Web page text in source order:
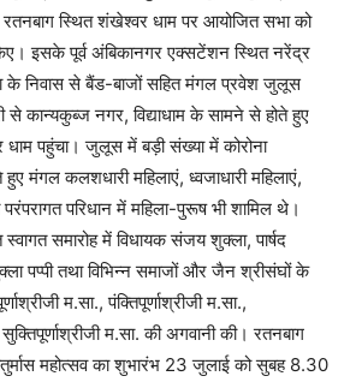
स्थित शंखेश्वर धाम पर आयोजित सभा को
इसके पूर्व अंबिकानगर एक्सटेंशन स्थित नरेंद्र
के निवास से बैंड-बाजों सहित मंगल प्रवेश जुलूस
से कान्यकुब्ज नगर, विद्याधाम के सामने से होते हुए
पहुंचा। जुलूस में बड़ी संख्या में कोरोना
मंगल कलशधारी महिलाएं, ध्वजाधारी महिलाएं,
परिधान में महिला-पुरूष भी शामिल थे।
समारोह में विधायक संजय शुक्ला, पार्षद
पप्पी तथा विभिन्न समाजों और जैन श्रीसंघों के
म.सा., पंक्तिपूर्णाश्रीजी म.सा.,
सुक्तिपूर्णाश्रीजी म.सा. की अगवानी की। रतनबाग
महोत्सव का शुभारंभ 23 जुलाई को सुबह 8.30